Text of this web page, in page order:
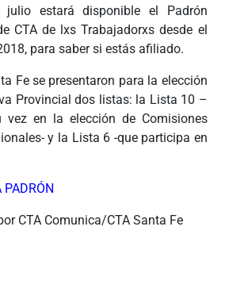
estará disponible el Padrón
CTA de lxs Trabajadorxs desde el
para saber si estás afiliado.
Fe se presentaron para la elección
Provincial dos listas: la Lista 10 –
vez en la elección de Comisiones
y la Lista 6 -que participa en
PADRÓN
CTA Comunica/CTA Santa Fe